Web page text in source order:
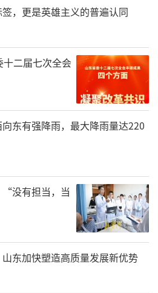
，更是英雄主义的普遍认同
二届七次全会
东有强降雨，最大降雨量达220
“没有担当，当
东加快塑造高质量发展新优势